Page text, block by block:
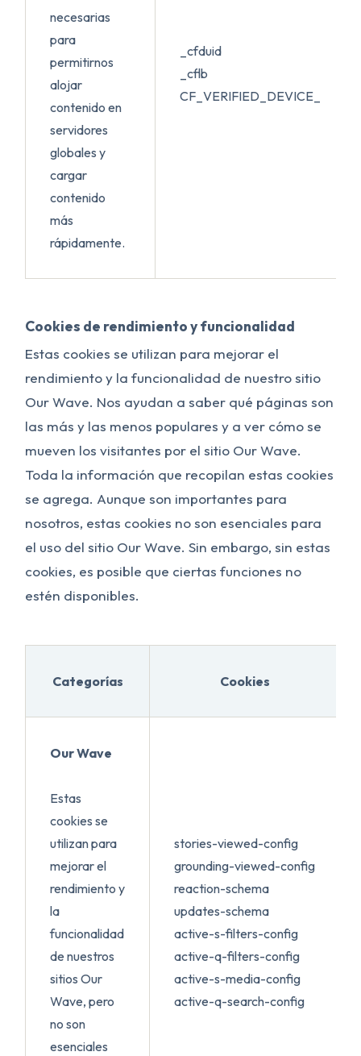
necesarias
para
permitirnos
alojar
contenido en
servidores
globales y
cargar
contenido
más
rápidamente.
_cfduid
_cflb
CF_VERIFIED_DEVICE_
Cookies de rendimiento y funcionalidad
Estas cookies se utilizan para mejorar el
rendimiento y la funcionalidad de nuestro sitio
Our Wave. Nos ayudan a saber qué páginas son
las más y las menos populares y a ver cómo se
mueven los visitantes por el sitio Our Wave.
Toda la información que recopilan estas cookies
se agrega. Aunque son importantes para
nosotros, estas cookies no son esenciales para
el uso del sitio Our Wave. Sin embargo, sin estas
cookies, es posible que ciertas funciones no
estén disponibles.
Categorías Cookies
Our Wave
Estas
cookies se
utilizan para
mejorar el
rendimiento y
la
funcionalidad
de nuestros
sitios Our
Wave, pero
no son
esenciales
stories-viewed-config
grounding-viewed-config
reaction-schema
updates-schema
active-s-filters-config
active-q-filters-config
active-s-media-config
active-q-search-config